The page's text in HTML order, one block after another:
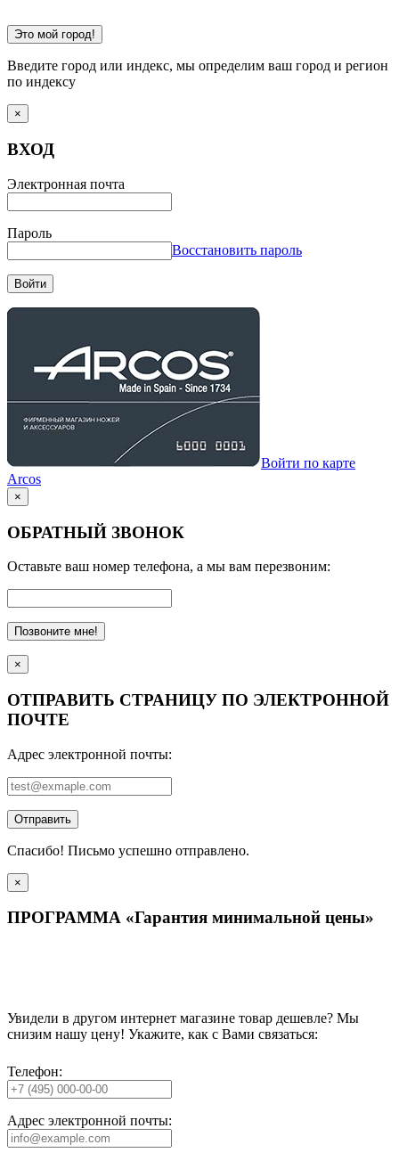
Это мой город!
Введите город или индекс, мы определим ваш город и регион
по индексу
×
ВХОД
Электронная почта
Пароль
Восстановить пароль
Войти
Войти по карте
Arcos
×
ОБРАТНЫЙ ЗВОНОК
Оставьте ваш номер телефона, а мы вам перезвоним:
Позвоните мне!
×
ОТПРАВИТЬ СТРАНИЦУ ПО ЭЛЕКТРОННОЙ
ПОЧТЕ
Адрес электронной почты:
Отправить
Спасибо! Письмо успешно отправлено.
×
ПРОГРАММА «Гарантия минимальной цены»
Увидели в другом интернет магазине товар дешевле? Мы
снизим нашу цену! Укажите, как с Вами связаться:
Телефон:
Адрес электронной почты: